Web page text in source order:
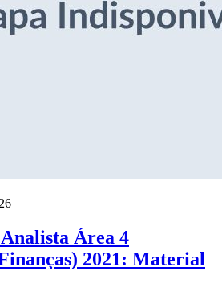
Área 4
2021: Material